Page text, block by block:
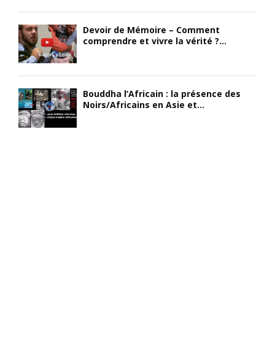
Devoir de Mémoire – Comment
comprendre et vivre la vérité ?...
Bouddha l’Africain : la présence des
Noirs/Africains en Asie et...